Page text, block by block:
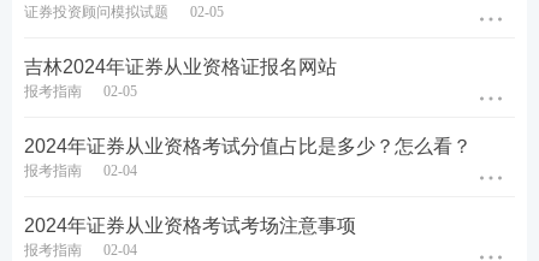
答疑互助：添加233网校证券从业学霸君微信号【
证券投资顾问模拟试题 02-05
吉林2024年证券从业资格证报名网站
报考指南 02-05
2024年证券从业资格考试分值占比是多少？怎么看？
报考指南 02-04
2024年证券从业资格考试考场注意事项
报考指南 02-04